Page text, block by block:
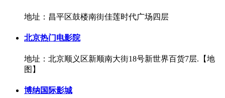
地址：昌平区鼓楼南街佳莲时代广场四层
北京热门电影院
地址：北京顺义区新顺南大街18号新世界百货7层.【地
图】
博纳国际影城